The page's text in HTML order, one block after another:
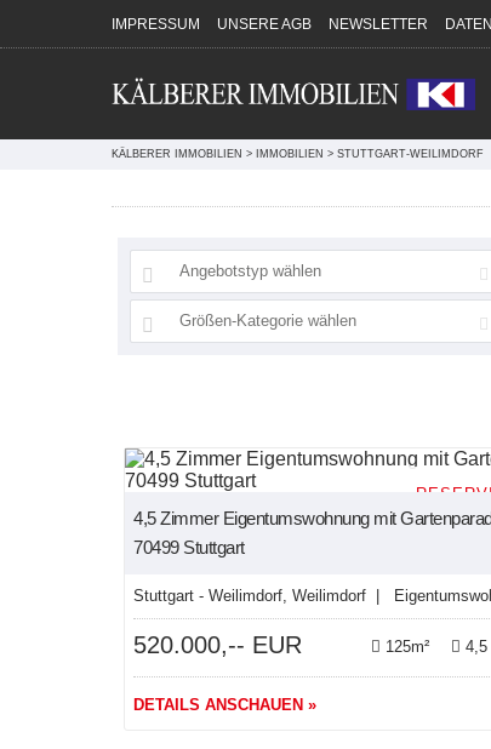
Direkt zum Inhalt springen
IMPRESSUM UNSERE AGB NEWSLETTER
KÄLBERER IMMOBILIEN > IMMOBILIEN > STUTTGART-WEILIMDORF
Angebotstyp wählen
Größen-Kategorie wählen
4,5 Zimmer Eigentumswohnung mit
70499 Stuttgart
Stuttgart - Weilimdorf, Weilimdorf |
520.000,-- EUR 125m² 4,5
DETAILS ANSCHAUEN »